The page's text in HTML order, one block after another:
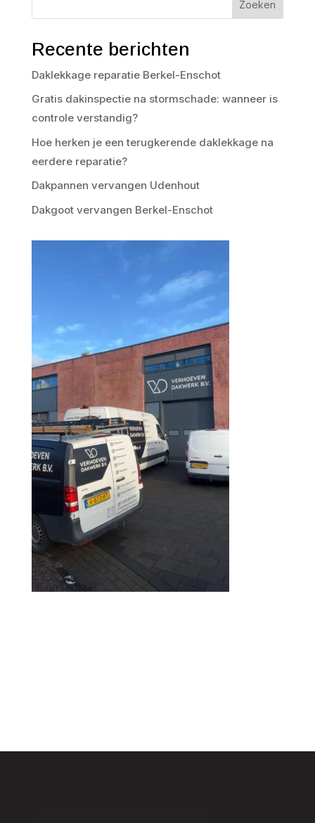
Zoeken
Recente berichten
Daklekkage reparatie Berkel-Enschot
Gratis dakinspectie na stormschade: wanneer is
controle verstandig?
Hoe herken je een terugkerende daklekkage na
eerdere reparatie?
Dakpannen vervangen Udenhout
Dakgoot vervangen Berkel-Enschot